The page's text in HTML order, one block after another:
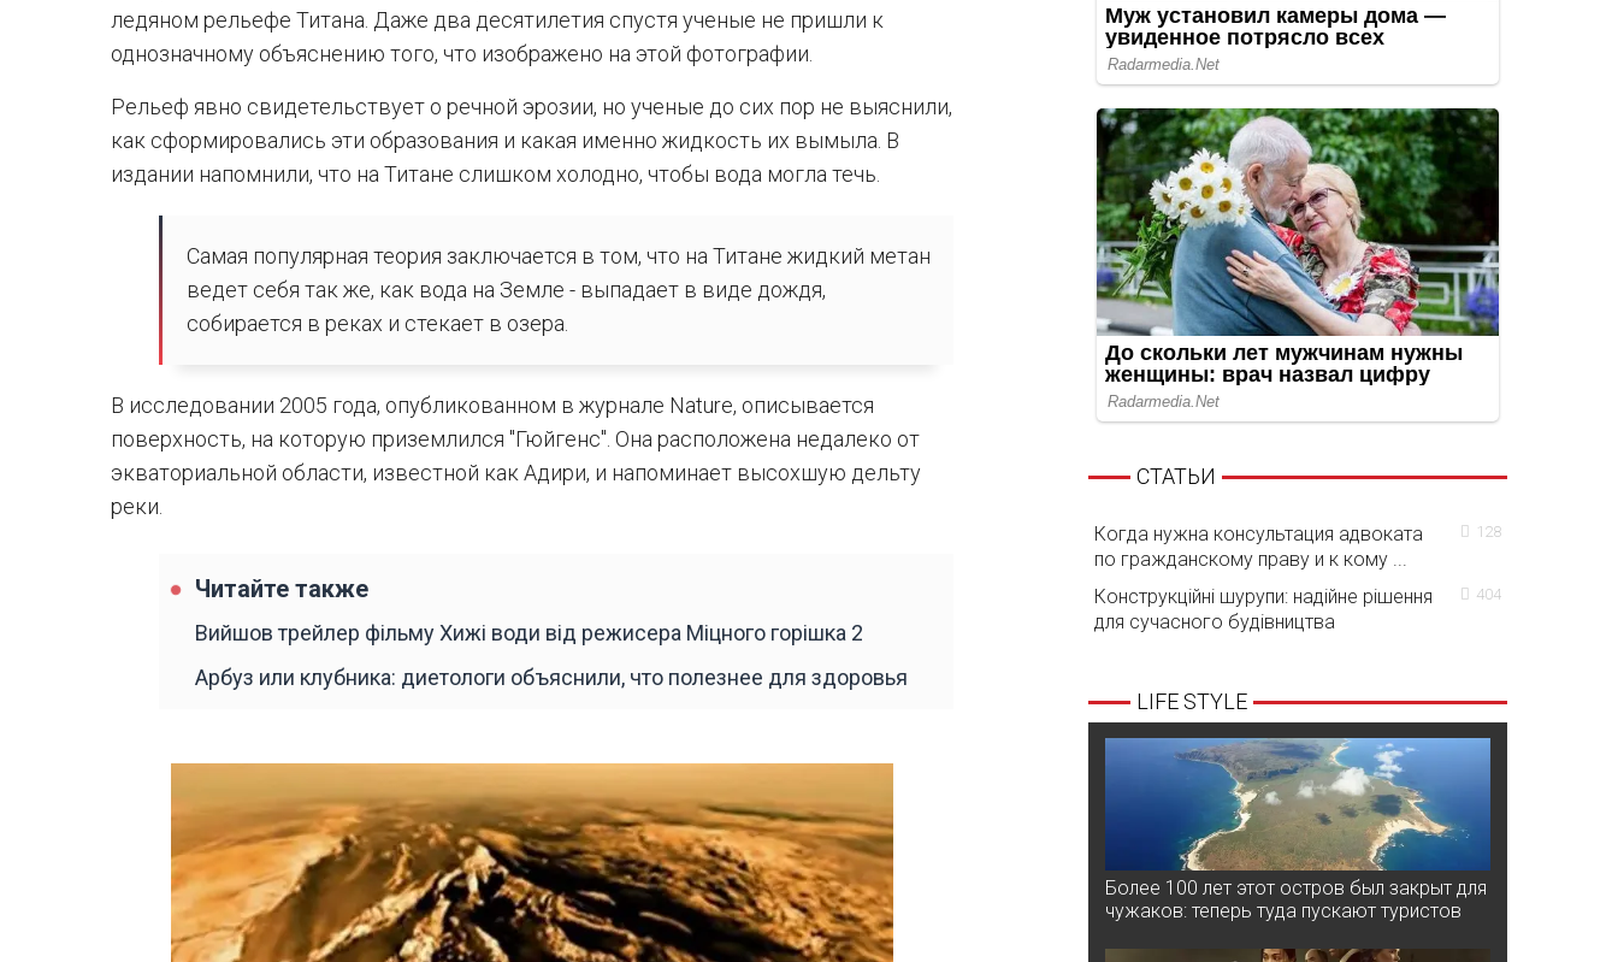
ледяном рельефе Титана. Даже два десятилетия спустя ученые не пришли к
однозначному объяснению того, что изображено на этой фотографии.
Рельеф явно свидетельствует о речной эрозии, но ученые до сих пор не выяснили,
как сформировались эти образования и какая именно жидкость их вымыла. В
издании напомнили, что на Титане слишком холодно, чтобы вода могла течь.
Самая популярная теория заключается в том, что на Титане жидкий метан
ведет себя так же, как вода на Земле - выпадает в виде дождя,
собирается в реках и стекает в озера.
В исследовании 2005 года, опубликованном в журнале Nature, описывается
поверхность, на которую приземлился "Гюйгенс". Она расположена недалеко от
экваториальной области, известной как Адири, и напоминает высохшую дельту
реки.
Читайте также
Вийшов трейлер фільму Хижі води від режисера Міцного горішка 2
Арбуз или клубника: диетологи объяснили, что полезнее для здоровья
СТАТЬИ
Когда нужна консультация адвоката
по гражданскому праву и к кому ...
128
Конструкційні шурупи: надійне рішення
для сучасного будівництва
404
LIFE STYLE
Более 100 лет этот остров был закрыт для
чужаков: теперь туда пускают туристов